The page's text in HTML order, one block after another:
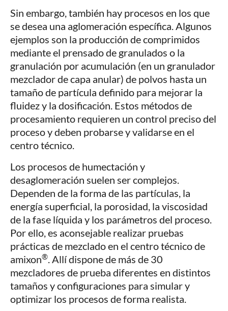
Sin embargo, también hay procesos en los que
se desea una aglomeración específica. Algunos
ejemplos son la producción de comprimidos
mediante el prensado de granulados o la
granulación por acumulación (en un granulador
mezclador de capa anular) de polvos hasta un
tamaño de partícula definido para mejorar la
fluidez y la dosificación. Estos métodos de
procesamiento requieren un control preciso del
proceso y deben probarse y validarse en el
centro técnico.
Los procesos de humectación y
desaglomeración suelen ser complejos.
Dependen de la forma de las partículas, la
energía superficial, la porosidad, la viscosidad
de la fase líquida y los parámetros del proceso.
Por ello, es aconsejable realizar pruebas
prácticas de mezclado en el centro técnico de
amixon®. Allí dispone de más de 30
mezcladores de prueba diferentes en distintos
tamaños y configuraciones para simular y
optimizar los procesos de forma realista.